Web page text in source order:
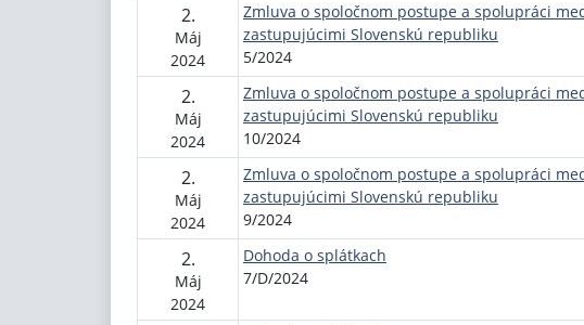
2.
Máj
2024
Zmluva o spoločnom postupe a spolupráci
zastupujúcimi Slovenskú republiku
5/2024
2.
Máj
2024
Zmluva o spoločnom postupe a spolupráci
zastupujúcimi Slovenskú republiku
10/2024
2.
Máj
2024
Zmluva o spoločnom postupe a spolupráci
zastupujúcimi Slovenskú republiku
9/2024
2.
Máj
2024
Dohoda o splátkach
7/D/2024